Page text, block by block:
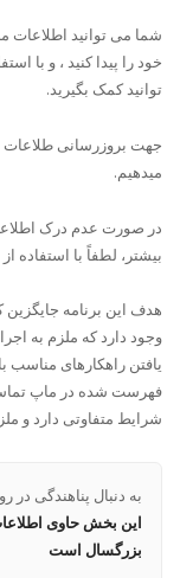
شما می توانید اطلاعات
خود را پیدا کنید ، و با
توانید کمک بگیرید.
جهت بروزرسانی طلاعات
میدهیم.
در صورت عدم درک
بیشتر، لطفاً با استفاده
هدف این برنامه
وجود دارد که ملزم به
یافتن راهکارهای مناسب
فهرست شده در ماپ تماس
شرایط متفاوتی دارد و
به دنبال پناهندگی در
این بخش حاوی
بزرگسال است